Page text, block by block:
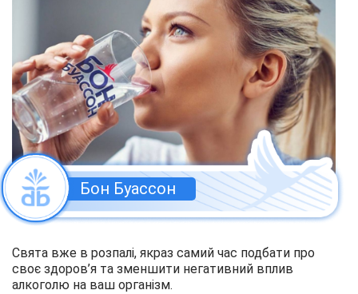
Бон Буассон
Свята вже в розпалі, якраз самий час подбати про
своє здоров’я та зменшити негативний вплив
алкоголю на ваш організм.